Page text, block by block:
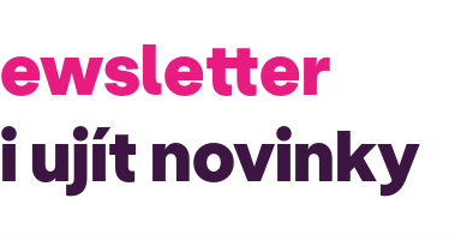
ujít novinky